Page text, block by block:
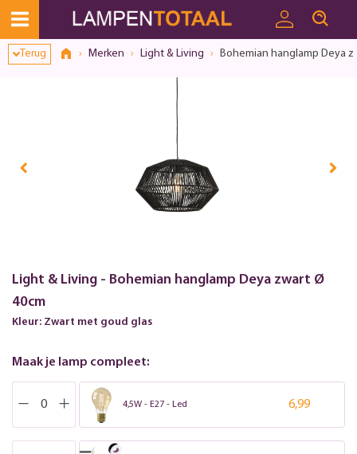
Terug Merken Light & Living Bohemian hanglamp Deya
Light & Living - Bohemian hanglamp Deya zwart Ø
40cm
Kleur: Zwart met goud glas
Maak je lamp compleet:
4,5W - E27 - Led 6,99